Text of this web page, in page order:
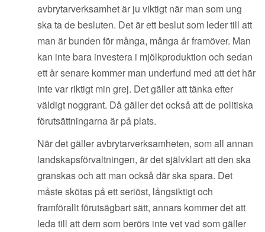
avbrytarverksamhet är ju viktigt när man som ung
ska ta de besluten. Det är ett beslut som leder till att
man är bunden för många, många år framöver. Man
kan inte bara investera i mjölkproduktion och sedan
ett år senare kommer man underfund med att det här
inte var riktigt min grej. Det gäller att tänka efter
väldigt noggrant. Då gäller det också att de politiska
förutsättningarna är på plats.
När det gäller avbrytarverksamheten, som all annan
landskapsförvaltningen, är det självklart att den ska
granskas och att man också där ska spara. Det
måste skötas på ett seriöst, långsiktigt och
framförallt förutsägbart sätt, annars kommer det att
leda till att dem som berörs inte vet vad som gäller